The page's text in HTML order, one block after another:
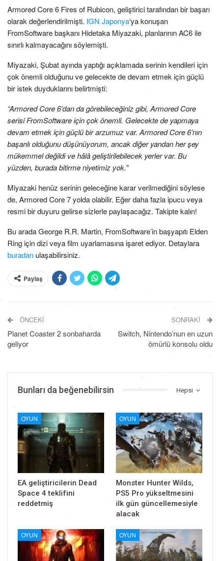
Armored Core 6 Fires of Rubicon, geliştirici tarafından bir başarı
olarak değerlendirilmişti. IGN Japonya‘ya konuşan
FromSoftware başkanı Hidetaka Miyazaki, planlarının AC6 ile
sınırlı kalmayacağını söylemişti.
Miyazaki, Şubat ayında yaptığı açıklamada serinin kendileri için
çok önemli olduğunu ve gelecekte de devam etmek için güçlü
bir istek duyduklarını belirtmişti:
“Armored Core 6’dan da görebileceğiniz gibi, Armored Core
serisi FromSoftware için çok önemli. Gelecekte de yapmaya
devam etmek için güçlü bir arzumuz var. Armored Core 6’nın
başarılı olduğunu düşünüyorum, ancak diğer yandan her şey
mükemmel değildi ve hâlâ geliştirilebilecek yerler var. Bu
yüzden, burada bitirme niyetimiz yok.”
Miyazaki henüz serinin geleceğine karar verilmediğini söylese
de, Armored Core 7 yolda olabilir. Eğer daha fazla ipucu veya
resmi bir duyuru gelirse sizlerle paylaşacağız. Takipte kalın!
Bu arada George R.R. Martin, FromSoftware’in başyapıtı Elden
Ring için dizi veya film uyarlamasına işaret ediyor. Detaylara
buradan ulaşabilirsiniz.
Paylaş
ÖNCEKI
Planet Coaster 2 sonbaharda
geliyor
SONRAKI
Switch, Nintendo’nun en uzun
ömürlü konsolu oldu
Hepsi
Bunları da beğenebilirsin
OYUN
EA geliştiricilerin Dead
Space 4 teklifini
reddetmiş
OYUN
Monster Hunter Wilds,
PS5 Pro yükseltmesini
ilk gün güncellemesiyle
alacak
OYUN OYUN